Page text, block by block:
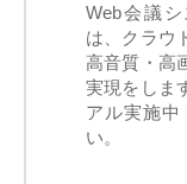
Web会議
は、クラウ
高音質・高
実現をしま
アル実施中
い。